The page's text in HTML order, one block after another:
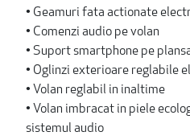
• Geamuri fata actionate
• Comenzi audio pe volan
• Suport smartphone pe
• Oglinzi exterioare reglabile
• Volan reglabil in inaltime
• Volan imbracat in piele
sistemul audio